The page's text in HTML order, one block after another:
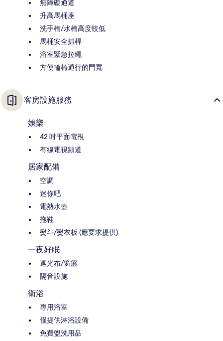
無障礙通道
升高馬桶座
洗手槽/水槽高度較低
馬桶安全抓桿
浴室緊急拉繩
方便輪椅通行的門寬
客房設施服務
娛樂
42 吋平面電視
有線電視頻道
居家配備
空調
迷你吧
電熱水壺
拖鞋
熨斗/熨衣板 (應要求提供)
一夜好眠
遮光布/窗簾
隔音設施
衛浴
專用浴室
僅提供淋浴設備
免費盥洗用品